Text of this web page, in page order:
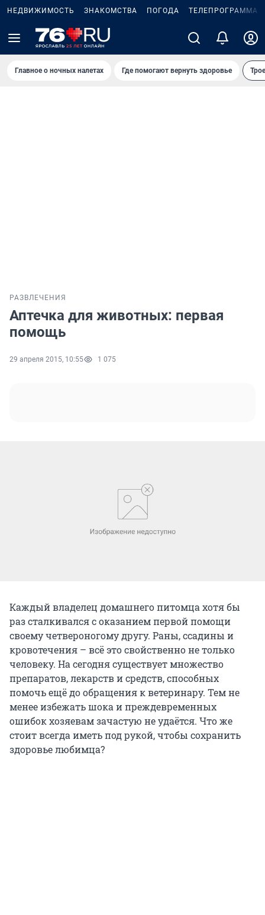
НЕДВИЖИМОСТЬ ЗНАКОМСТВА ПОГОДА ТЕЛЕПРОГРАММА
Главное о ночных налетах Где помогают вернуть здоровье
РАЗВЛЕЧЕНИЯ
Аптечка для животных: первая
помощь
29 апреля 2015, 10:55 1 075
Каждый владелец домашнего питомца хотя бы
раз сталкивался с оказанием первой помощи
своему четвероногому другу. Раны, ссадины и
кровотечения – всё это свойственно не только
человеку. На сегодня существует множество
препаратов, лекарств и средств, способных
помочь ещё до обращения к ветеринару. Тем не
менее избежать шока и преждевременных
ошибок хозяевам зачастую не удаётся. Что же
стоит всегда иметь под рукой, чтобы сохранить
здоровье любимца?